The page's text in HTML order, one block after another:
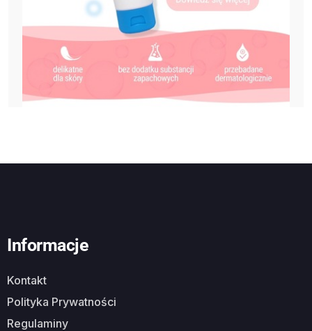
Informacje
Kontakt
Polityka Prywatności
Regulaminy